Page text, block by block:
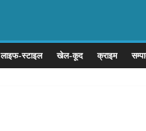
लाइफ-स्टाइल खेल-कूद क्राइम